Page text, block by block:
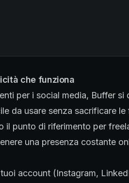
che funziona
per i social media, Buffer si
da usare senza sacrificare le
il punto di riferimento per
una presenza costante
account (Instagram,